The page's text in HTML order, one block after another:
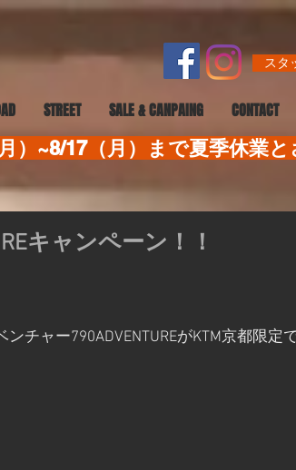
スタ
STREET SALE & CANPAING CONTACT
）~8/17（月）まで夏季休業
キャンペーン！！
チャー790ADVENTUREがKTM京都限定